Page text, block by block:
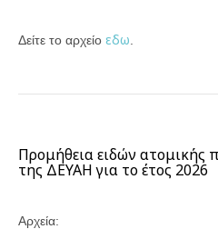
Δείτε το αρχείο εδω
Προμήθεια ειδών ατομικής
της ΔΕΥΑΗ για το έτος 2026
Αρχεία: